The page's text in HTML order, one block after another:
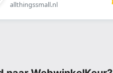
allthingssmall.nl